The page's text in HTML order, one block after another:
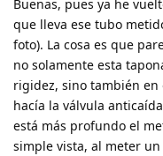
Buenas, pues ya he
que lleva ese tubo
foto). La cosa es que
no solamente esta
rigidez, sino también
hacía la válvula
está más profundo el
simple vista, al meter